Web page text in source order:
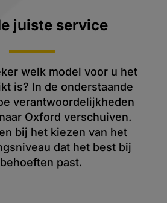
juiste service
welk model voor u het
is? In de onderstaande
verantwoordelijkheden
Oxford verschuiven.
bij het kiezen van het
dat het best bij
past.